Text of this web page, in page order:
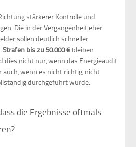
stärkerer Kontrolle und
Die in der Vergangenheit eher
sollen deutlich schneller
Strafen bis zu 50.000€ bleiben
dies nicht nur, wenn das Energieaudit
wenn es nicht richtig, nicht
durchgeführt wurde.
die Ergebnisse oftmals